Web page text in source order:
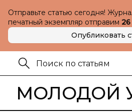
Отправьте статью сегодня!
печатный экземпляр отправим 26
Опубликовать
МОЛОДОЙ